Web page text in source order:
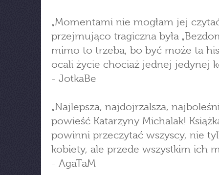
„Momentami nie mogłam jej
przejmująco tragiczna była
mimo to trzeba, bo być może ta
ocali życie chociaż jednej jedynej
- JotkaBe
„Najlepsza, najdojrzalsza,
powieść Katarzyny Michalak!
powinni przeczytać wszyscy, nie
kobiety, ale przede wszystkim ich
- AgaTaM